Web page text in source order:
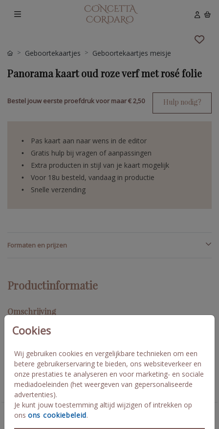
Cookies
Wij gebruiken cookies en vergelijkbare technieken om een
betere gebruikerservaring te bieden, ons websiteverkeer en
onze prestaties te analyseren en voor marketing- en sociale
mediadoeleinden (het weergeven van gepersonaliseerde
advertenties).
Je kunt jouw toestemming altijd wijzigen of intrekken op
ons ons cookiebeleid.
Geboortekaartjes Geboortekaartjes meisje
Panorama kaart oud roze verf met rosé folie
Bestel jouw eerste proefdruk voor maar€ 2,50 Hulp nodig?
Pas kaart aan naar wens in de editor
Gratis hulp bij vragen of aanpassingen
Extra producten in stijl van je kaart mogelijk
Voor 18u besteld, vandaag in productie
Snelle verzending
Formaten en prijzen
Productinformatie
Omschrijving
Geboortekaart met oud roze ondergrond gecombineerd met
rosé folie. Rondom nog wat witruimte! Afmeting 10x 21,
Collectie
Geboortekaartjes meisje
Deze kaarten vind je misschien ook leuk